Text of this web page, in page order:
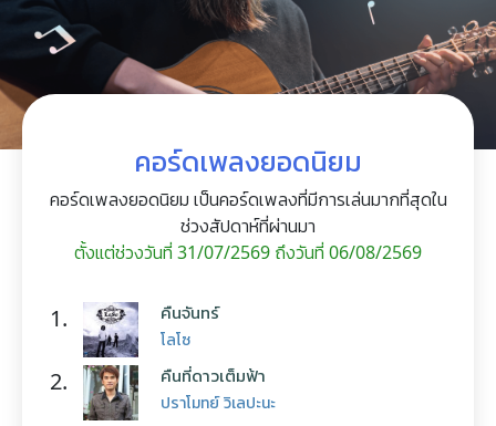
คอร์ดเพลงยอดนิยม
คอร์ดเพลงยอดนิยม เป็นคอร์ดเพลงที่มีการเล่นมากที่สุดใน
ช่วงสัปดาห์ที่ผ่านมา
ตั้งแต่ช่วงวันที่ 31/07/2569 ถึงวันที่ 06/08/2569
1. คืนจันทร์
โลโซ
2. คืนที่ดาวเต็มฟ้า
ปราโมทย์ วิเลปะนะ